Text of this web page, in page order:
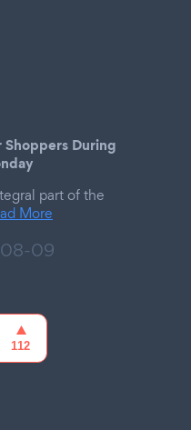
During
part of the
More
09